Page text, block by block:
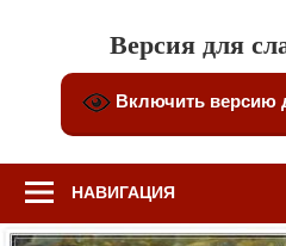
Версия для
Включить версию
НАВИГАЦИЯ